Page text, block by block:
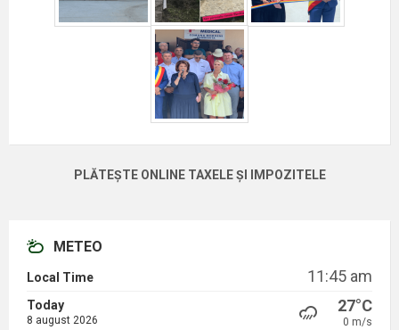
PLĂTEȘTE ONLINE TAXELE ȘI IMPOZITELE
METEO
Local Time 11:45 am
Today
8 august 2026
27°C
0 m/s